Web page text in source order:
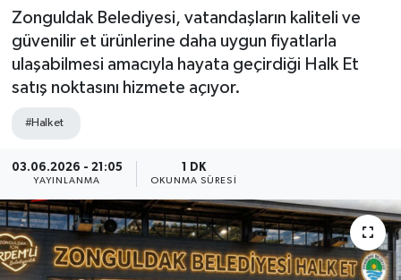
Zonguldak Belediyesi, vatandaşların kaliteli ve
güvenilir et ürünlerine daha uygun fiyatlarla
ulaşabilmesi amacıyla hayata geçirdiği Halk Et
satış noktasını hizmete açıyor.
#Halk et
03.06.2026 - 21:05
YAYINLANMA
1 DK
OKUNMA SÜRESI
Gökçebey
GÜNDEM
Siyaset
SPOR
Süper Lig Puan Durumu ve Fikstür
Tüm Manşetler